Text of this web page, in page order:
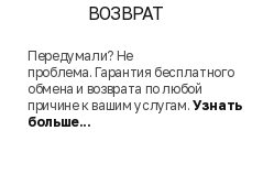
ВОЗВРАТ
Передумали? Не
проблема. Гарантия бесплатного
обмена и возврата по любой
причине к вашим услугам. Узнать
больше...